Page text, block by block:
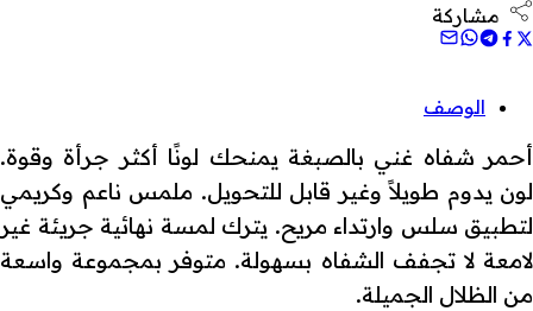
مشاركة
الوصف
أحمر شفاه غني بالصبغة يمنحك لونًا أكثر جرأة وقوة.
لون يدوم طويلاً وغير قابل للتحويل. ملمس ناعم وكريمي
لتطبيق سلس وارتداء مريح. يترك لمسة نهائية جريئة غير
لامعة لا تجفف الشفاه بسهولة. متوفر بمجموعة واسعة
من الظلال الجميلة.